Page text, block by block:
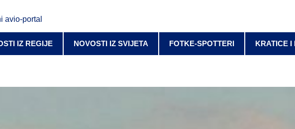
avio-portal
IZ REGIJE NOVOSTI IZ SVIJETA FOTKE-SPOTTERI KRATICE I